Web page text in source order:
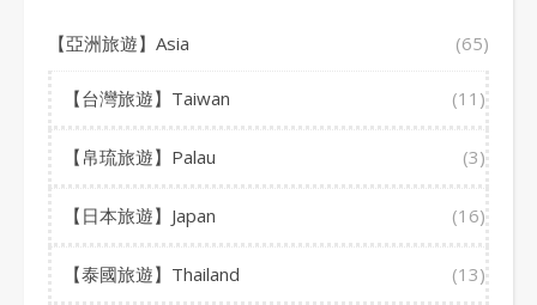
【亞洲旅遊】Asia (65)
【台灣旅遊】Taiwan (11)
【帛琉旅遊】Palau (3)
【日本旅遊】Japan (16)
【泰國旅遊】Thailand (13)